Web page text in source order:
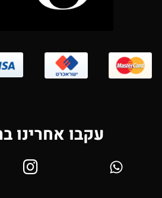
עקבו אחרינו